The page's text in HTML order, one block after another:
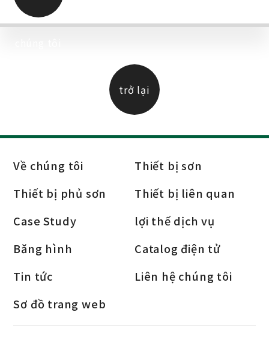
trở lại
Về chúng tôi
Thiết bị sơn
Thiết bị phủ sơn
Thiết bị liên quan
Case Study
lợi thế dịch vụ
Băng hình
Catalog điện tử
Tin tức
Liên hệ chúng tôi
Sơ đồ trang web